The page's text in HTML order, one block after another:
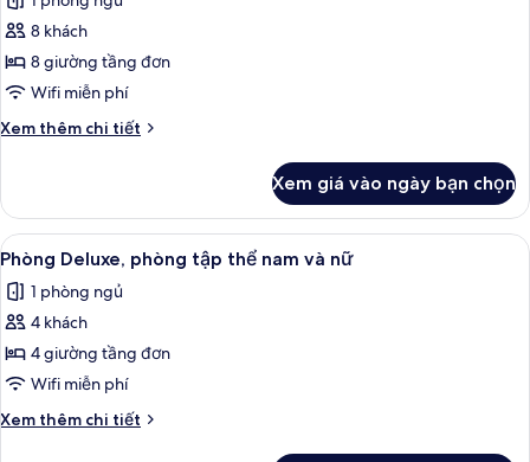
giường
cả
ảnh
Phòng
tập
thể,
phòng
thể
nam
và
nữ
8 khách
8 giường tầng đơn
Wifi miễn phí
Xem thêm chi tiết
Chi
Phòng
tập
thể,
phòng
tập
thể
và
nữ
Xem giá vào ngày bạn chọn
Xem
tất
cả
ảnh
Phòng
Deluxe,
phòng
tập
Truy cập Internet không dây miễn
3
Phòng Deluxe, phòng tập thể nam và nữ
1 phòng ngủ
4 khách
4 giường tầng đơn
Wifi miễn phí
Xem thêm chi tiết
Chi